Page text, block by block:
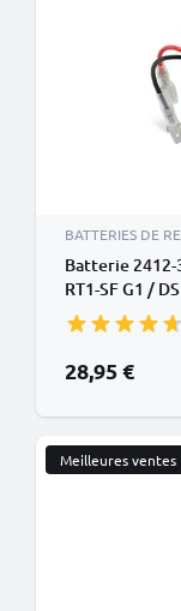
BATTERIES DE
Batterie 2412-
RT1-SF G1 /
28,95 €
Meilleures ventes